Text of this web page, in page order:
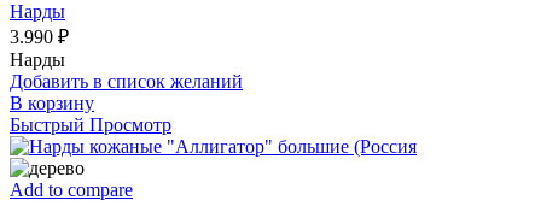
Нарды
3.990 ₽
Нарды
Добавить в список желаний
В корзину
Быстрый Просмотр
Add to compare